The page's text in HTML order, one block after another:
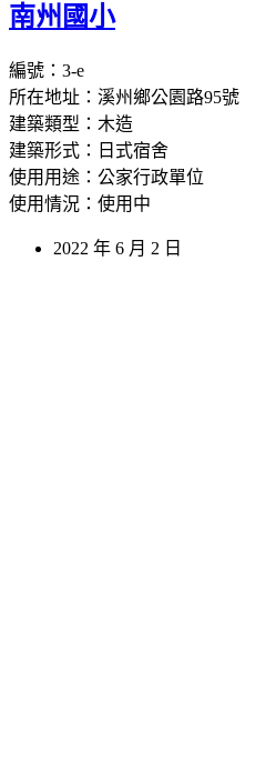
南州國小
編號：3-e
所在地址：溪州鄉公園路95號
建築類型：木造
建築形式：日式宿舍
使用用途：公家行政單位
使用情況：使用中
2022 年 6 月 2 日